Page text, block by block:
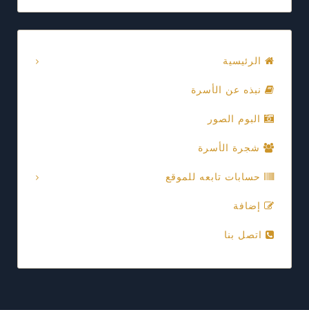
الرئيسية
نبذه عن الأسرة
البوم الصور
شجرة الأسرة
حسابات تابعه للموقع
إضافة
اتصل بنا